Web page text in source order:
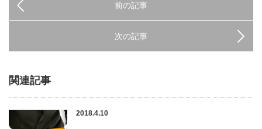
前の記事
次の記事
関連記事
2018.4.10